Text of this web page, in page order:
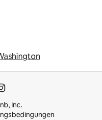
Inc.